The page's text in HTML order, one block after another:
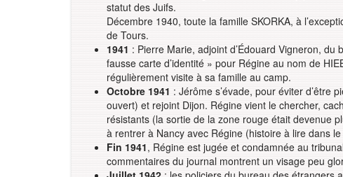
statut des Juifs.
Décembre 1940, toute la famille SKORKA, à
de Tours.
1941 : Pierre Marie, adjoint d’Édouard Vigneron,
fausse carte d’identité » pour Régine au nom de
régulièrement visite à sa famille au camp.
Octobre 1941 : Jérôme s’évade, pour éviter d’être
ouvert) et rejoint Dijon. Régine vient le chercher,
résistants (la sortie de la zone rouge était devenue
à rentrer à Nancy avec Régine (histoire à lire dans
Fin 1941, Régine est jugée et condamnée au
commentaires du journal montrent un visage peu